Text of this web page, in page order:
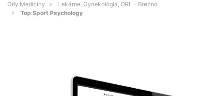
Orly Medicíny
Lekárne, Gynekológia, ORL - Brezno
Top Sport Psychology